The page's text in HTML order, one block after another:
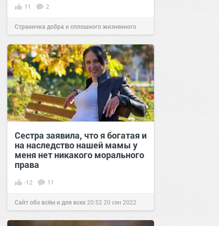
11 2
Страничка добра и сплошного жизненного
позитива!13:3431 май 2023
Сестра заявила, что я богатая и
на наследство нашей мамы у
меня нет никакого морального
права
-12 11
Сайт обо всём и для всех 20:52 20 сен 2022